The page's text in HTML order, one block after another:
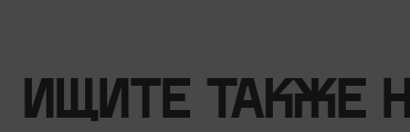
ИЩИТЕ ТАКЖЕ